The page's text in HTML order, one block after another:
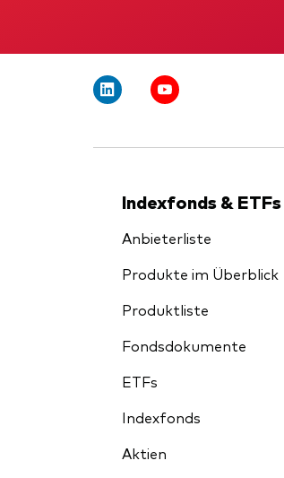
Indexfonds & ETFs
Anbieterliste
Produkte im Überblick
Produktliste
Fondsdokumente
ETFs
Indexfonds
Aktien